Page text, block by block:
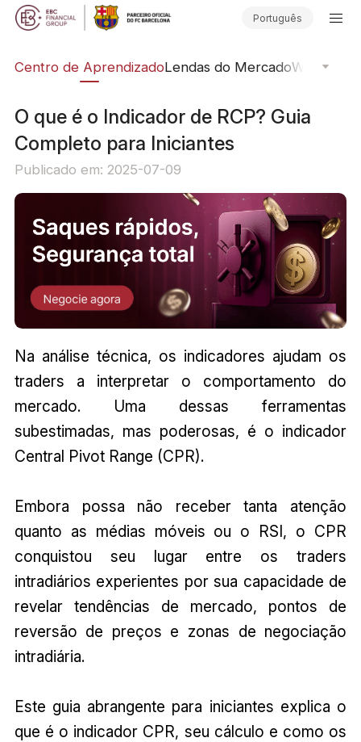
Português
Centro de AprendizadoLendas do MercadoWebinars
O que é o Indicador de RCP? Guia
Completo para Iniciantes
Publicado em: 2025-07-09
Na análise técnica, os indicadores ajudam os
traders a interpretar o comportamento do
mercado. Uma dessas ferramentas
subestimadas, mas poderosas, é o indicador
Central Pivot Range (CPR).
Embora possa não receber tanta atenção
quanto as médias móveis ou o RSI, o CPR
conquistou seu lugar entre os traders
intradiários experientes por sua capacidade de
revelar tendências de mercado, pontos de
reversão de preços e zonas de negociação
intradiária.
Este guia abrangente para iniciantes explica o
que é o indicador CPR, seu cálculo e como os